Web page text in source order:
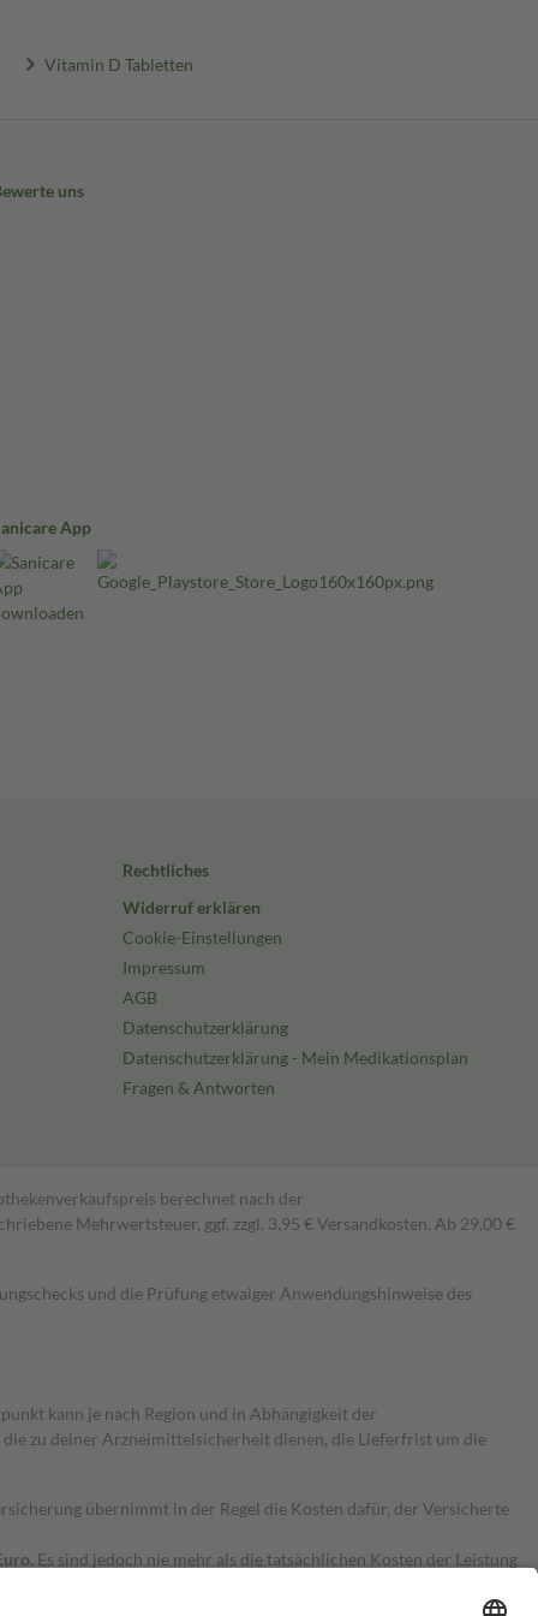
Vitamin D Tabletten
uns
App
Rechtliches
Widerruf erklären
Cookie-Einstellungen
Impressum
AGB
Datenschutzerklärung
Datenschutzerklärung - Mein Medikationsplan
Fragen & Antworten
berechnet nach der
Mehrwertsteuer, ggf. zzgl. 3,95 € Versandkosten. Ab 29,00 €
und die Prüfung etwaiger Anwendungshinweise des
kann je nach Region und in Abhängigkeit der
zu deiner Arzneimittelsicherheit dienen, die Lieferfrist um die
übernimmt in der Regel die Kosten dafür, der Versicherte
Es sind jedoch nie mehr als die tatsächlichen Kosten der Leistung